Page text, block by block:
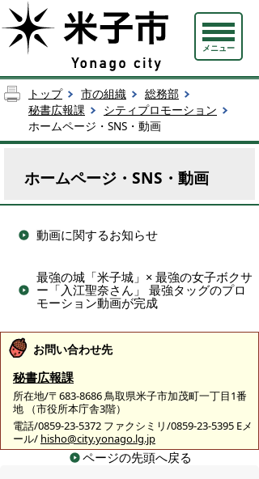
メニュー
トップ 市の組織
総務部
秘書広報課
シティプロモーション
ホームページ・SNS・動画
ホームページ・SNS・動画
動画に関するお知らせ
最強の城「米子城」× 最強の女子ボクサ
ー「入江聖奈さん」 最強タッグのプロ
モーション動画が完成
お問い合わせ先
秘書広報課
所在地/〒683-8686 鳥取県米子市加茂町一丁目1番
地 （市役所本庁舎3階）
電話/0859-23-5372 ファクシミリ/0859-23-5395 Eメ
ール/ hisho@city.yonago.lg.jp
ページの先頭へ戻る